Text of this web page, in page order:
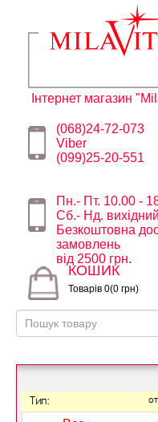
Інтернет магазин
(068)24-72-073
Viber
(099)25-20-551
Пн.- Пт. 10.00 -
Сб.- Нд. вихідний
Безкоштовна
замовлень
від 2500 грн.
КОШИК
Товарів 0(0 грн)
Тип: